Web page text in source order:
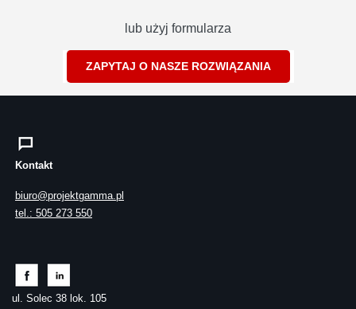
lub użyj formularza
ZAPYTAJ O NASZE ROZWIĄZANIA
Kontakt
biuro@projektgamma.pl
tel.: 505 273 550
ul. Solec 38 lok. 105